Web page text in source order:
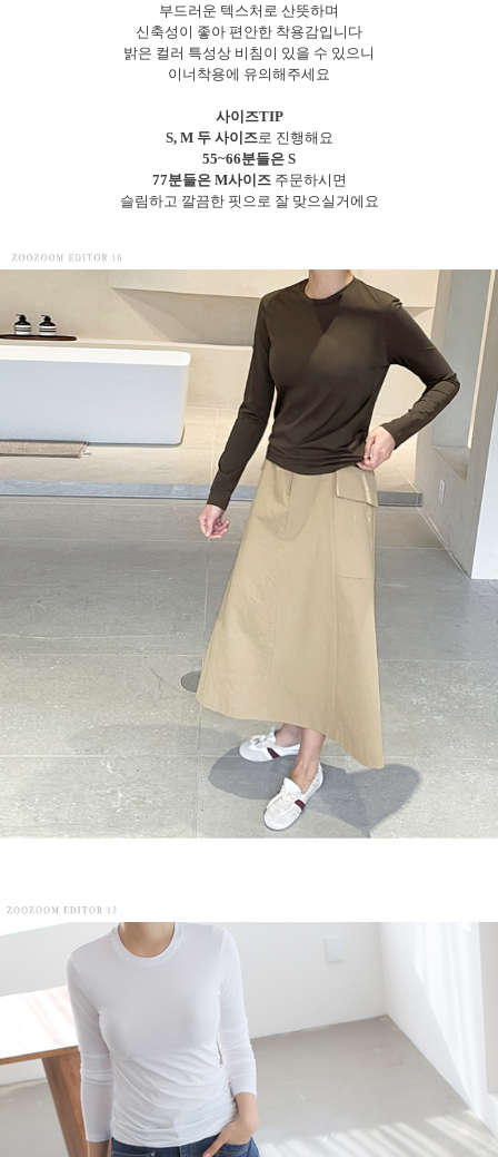
부드러운 텍스처로 산뜻하며
신축성이 좋아 편안한 착용감입니다
밝은 컬러 특성상 비침이 있을 수 있으니
이너착용에 유의해주세요
사이즈TIP
S, M 두 사이즈로 진행해요
55~66분들은 S
77분들은 M사이즈주문하시면
슬림하고 깔끔한 핏으로 잘 맞으실거에요